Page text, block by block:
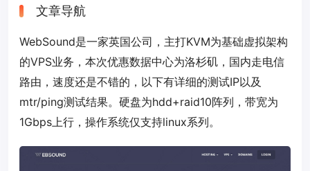
文章导航
WebSound是一家英国公司，主打KVM为基础虚拟架构
的VPS业务，本次优惠数据中心为洛杉矶，国内走电信
路由，速度还是不错的，以下有详细的测试IP以及
mtr/ping测试结果。硬盘为hdd+raid10阵列，带宽为
1Gbps上行，操作系统仅支持linux系列。